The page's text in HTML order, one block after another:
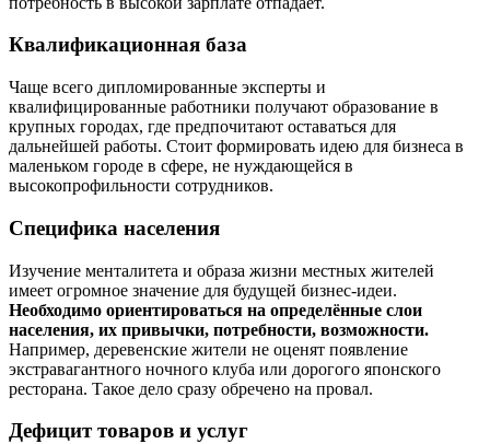
Квалификационная база
Чаще всего дипломированные эксперты и
квалифицированные работники получают образование в
крупных городах, где предпочитают оставаться для
дальнейшей работы. Стоит формировать идею для бизнеса в
маленьком городе в сфере, не нуждающейся в
высокопрофильности сотрудников.
Специфика населения
Изучение менталитета и образа жизни местных жителей
имеет огромное значение для будущей бизнес-идеи.
Необходимо ориентироваться на определённые слои
населения, их привычки, потребности, возможности.
Например, деревенские жители не оценят появление
экстравагантного ночного клуба или дорогого японского
ресторана. Такое дело сразу обречено на провал.
Дефицит товаров и услуг